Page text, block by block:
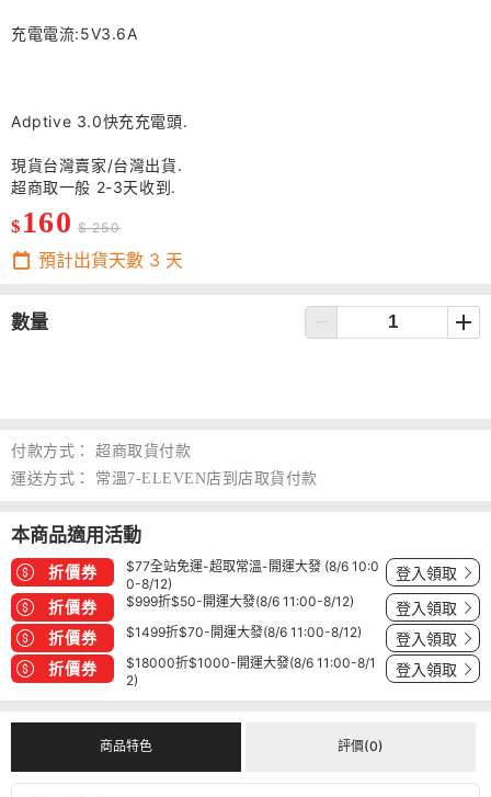
充電電流:5V3.6A
Adptive 3.0快充充電頭.
現貨台灣賣家/台灣出貨.
超商取一般 2-3天收到.
$ 160 $ 250
預計出貨天數 3 天
數量
付款方式：
超商取貨付款
運送方式：
常溫7-ELEVEN店到店取貨付款
本商品適用活動
折價券
$77全站免運-超取常溫-開運大發 (8/6 10:0
0-8/12)
登入領取
折價券 $999折$50-開運大發(8/6 11:00-8/12) 登入領取
折價券 $1499折$70-開運大發(8/6 11:00-8/12) 登入領取
折價券
$18000折$1000-開運大發(8/6 11:00-8/1
2)
登入領取
商品特色 評價(0)